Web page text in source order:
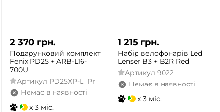
2 370 грн.
Подарунковий комплект
Fenix PD25 + ARB-L16-
700U
Артикул PD25XP-L_Pr
Немає в наявності
x 3 міс.
1 215 грн.
Набір велофонарів Led
Lenser B3 + B2R Red
Артикул 9022
Немає в наявності
x 3 міс.